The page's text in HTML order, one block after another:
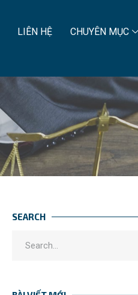
LIÊN HỆ CHUYÊN MỤC
SEARCH